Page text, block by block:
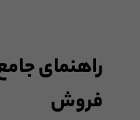
راهنمای
فروش